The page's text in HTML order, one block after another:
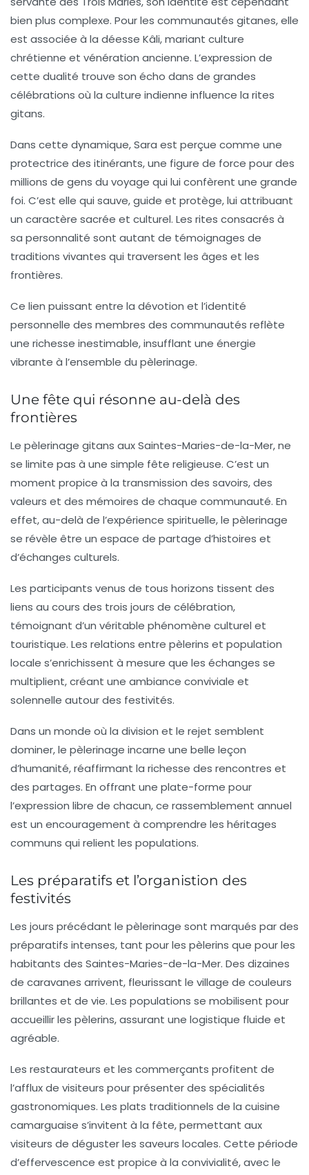
bien plus complexe. Pour les communautés gitanes, elle
est associée à la déesse Kâli, mariant culture
chrétienne et vénération ancienne. L’expression de
cette dualité trouve son écho dans de grandes
célébrations où la culture indienne influence la rites
gitans.
Dans cette dynamique, Sara est perçue comme une
protectrice des itinérants, une figure de force pour des
millions de gens du voyage qui lui confèrent une grande
foi. C’est elle qui sauve, guide et protège, lui attribuant
un caractère sacrée et culturel. Les rites consacrés à
sa personnalité sont autant de témoignages de
traditions vivantes qui traversent les âges et les
frontières.
Ce lien puissant entre la dévotion et l’identité
personnelle des membres des communautés reflète
une richesse inestimable, insufflant une énergie
vibrante à l’ensemble du pèlerinage.
Une fête qui résonne au-delà des
frontières
Le pèlerinage gitans auxSaintes-Maries-de-la-Mer, ne
se limite pas à une simple fête religieuse. C’est un
moment propice à la transmission des savoirs, des
valeurs et des mémoires de chaque communauté. En
effet, au-delà de l’expérience spirituelle, le pèlerinage
se révèle être un espace de partage d’histoires et
d’échanges culturels.
Les participants venus de tous horizons tissent des
liens au cours des trois jours de célébration,
témoignant d’un véritable phénomène culturel et
touristique. Les relations entre pèlerins et population
locale s’enrichissent à mesure que les échanges se
multiplient, créant une ambiance conviviale et
solennelle autour des festivités.
Dans un monde où la division et le rejet semblent
dominer, le pèlerinage incarne une belle leçon
d’humanité, réaffirmant la richesse des rencontres et
des partages. En offrant une plate-forme pour
l’expression libre de chacun, ce rassemblement annuel
est un encouragement à comprendre les héritages
communs qui relient les populations.
Les préparatifs et l’organistion des
festivités
Les jours précédant le pèlerinage sont marqués par des
préparatifs intenses, tant pour les pèlerins que pour les
habitants des Saintes-Maries-de-la-Mer. Des dizaines
de caravanes arrivent, fleurissant le village de couleurs
brillantes et de vie. Les populations se mobilisent pour
accueillir les pèlerins, assurant une logistique fluide et
agréable.
Les restaurateurs et les commerçants profitent de
l’afflux de visiteurs pour présenter des spécialités
gastronomiques. Les plats traditionnels de la cuisine
camarguaise s’invitent à la fête, permettant aux
visiteurs de déguster les saveurs locales. Cette période
d’effervescence est propice à la convivialité, avec le